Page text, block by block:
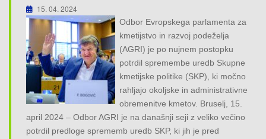
15. 04. 2024
Odbor Evropskega parlamenta za
kmetijstvo in razvoj podeželja
(AGRI) je po nujnem postopku
potrdil spremembe uredb Skupne
kmetijske politike (SKP), ki močno
rahljajo okoljske in administrativne
obremenitve kmetov. Bruselj, 15.
april 2024 – Odbor AGRI je na današnji seji z veliko večino
potrdil predloge sprememb uredb SKP, ki jih je pred